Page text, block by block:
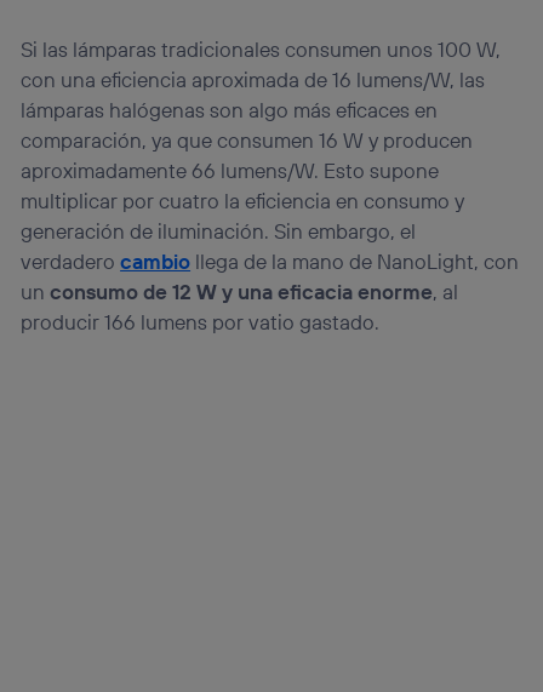
Si las lámparas tradicionales consumen unos 100 W,
con una eficiencia aproximada de 16 lumens/W, las
lámparas halógenas son algo más eficaces en
comparación, ya que consumen 16 W y producen
aproximadamente 66 lumens/W. Esto supone
multiplicar por cuatro la eficiencia en consumo y
generación de iluminación. Sin embargo, el
verdaderocambio llega de la mano de NanoLight, con
unconsumo de 12 W y una eficacia enorme, al
producir 166 lumens por vatio gastado.